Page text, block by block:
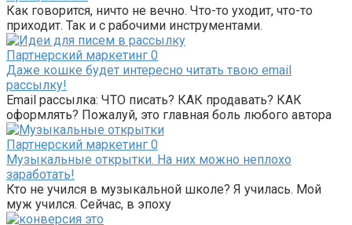
Как говорится, ничто не вечно. Что-то уходит, что-то
приходит. Так и с рабочими инструментами.
Партнерский маркетинг 0
Даже кошке будет интересно читать твою email
рассылку!
Email рассылка: ЧТО писать? КАК продавать? КАК
оформлять? Пожалуй, это главная боль любого автора
Партнерский маркетинг 0
Музыкальные открытки. На них можно неплохо
заработать!
Кто не учился в музыкальной школе? Я училась. Мой
муж учился. Сейчас, в эпоху